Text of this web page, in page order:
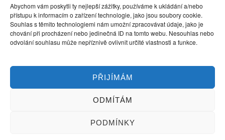
Abychom vám poskytli ty nejlepší zážitky, používáme k ukládání a/nebo
přístupu k informacím o zařízení technologie, jako jsou soubory cookie.
Souhlas s těmito technologiemi nám umožní zpracovávat údaje, jako je
chování při procházení nebo jedinečná ID na tomto webu. Nesouhlas nebo
odvolání souhlasu může nepříznivě ovlivnit určité vlastnosti a funkce.
PŘIJÍMÁM
ODMÍTÁM
PODMÍNKY
Kniha Domácí mlékař Nápověda